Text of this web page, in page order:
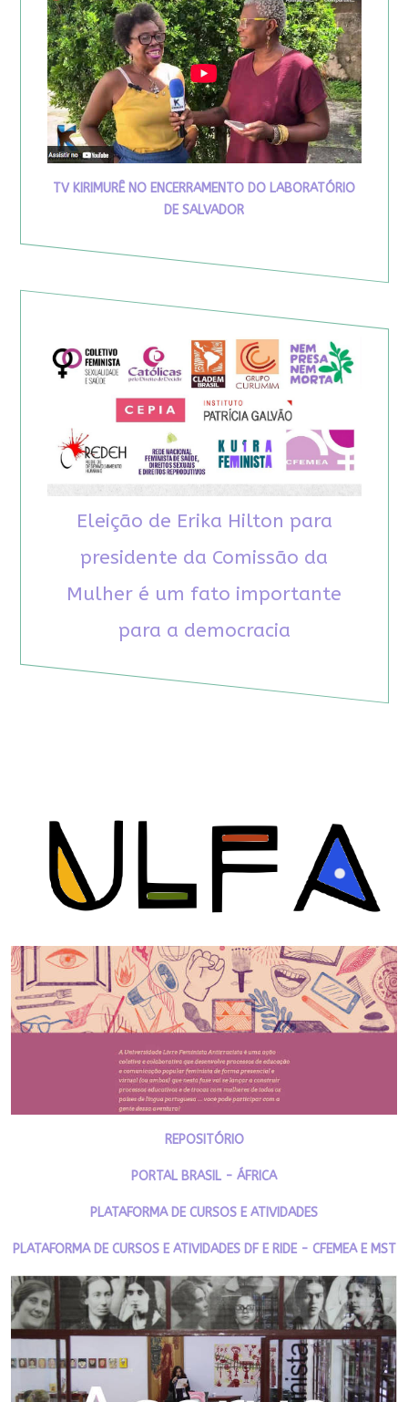
TV KIRIMURÊ NO ENCERRAMENTO DO LABORATÓRIO
DE SALVADOR
Eleição de Erika Hilton para
presidente da Comissão da
Mulher é um fato importante
para a democracia
REPOSITÓRIO
PORTAL BRASIL - ÁFRICA
PLATAFORMA DE CURSOS E ATIVIDADES
PLATAFORMA DE CURSOS E ATIVIDADES DF E RIDE - CFEMEA E MST